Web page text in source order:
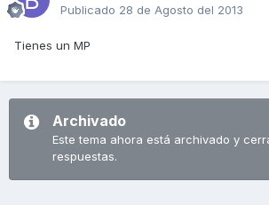
Publicado 28 de Agosto del 2013
Tienes un MP
Archivado
Este tema ahora está archivado y
respuestas.